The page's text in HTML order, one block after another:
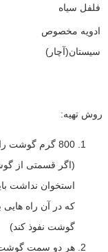
فلفل سیاه
ادویه مخصوص
سیستان(آچار)
روش تهیه:
800 گرم گوشت
(اگر قسمتی از
استخوان نداشت
که در آن راه
گوشت نفوذ کند)
هر دو سمت گوشت